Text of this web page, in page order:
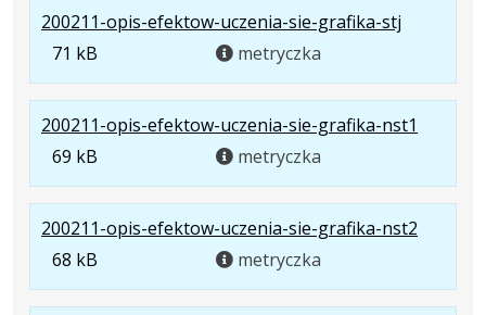
200211-opis-efektow-uczenia-sie-grafika-stj
71
kB
71 kB metryczka
200211-opis-efektow-uczenia-sie-grafika-nst1
69
69 kB metryczka
200211-opis-efektow-uczenia-sie-grafika-nst2
68
68 kB metryczka